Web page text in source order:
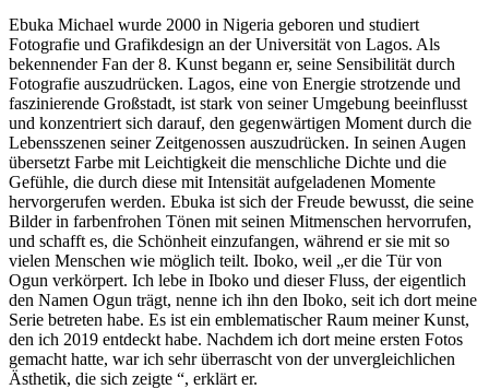
Ebuka Michael wurde 2000 in Nigeria geboren und studiert
Fotografie und Grafikdesign an der Universität von Lagos. Als
bekennender Fan der 8. Kunst begann er, seine Sensibilität durch
Fotografie auszudrücken. Lagos, eine von Energie strotzende und
faszinierende Großstadt, ist stark von seiner Umgebung beeinflusst
und konzentriert sich darauf, den gegenwärtigen Moment durch die
Lebensszenen seiner Zeitgenossen auszudrücken. In seinen Augen
übersetzt Farbe mit Leichtigkeit die menschliche Dichte und die
Gefühle, die durch diese mit Intensität aufgeladenen Momente
hervorgerufen werden. Ebuka ist sich der Freude bewusst, die seine
Bilder in farbenfrohen Tönen mit seinen Mitmenschen hervorrufen,
und schafft es, die Schönheit einzufangen, während er sie mit so
vielen Menschen wie möglich teilt. Iboko, weil „er die Tür von
Ogun verkörpert. Ich lebe in Iboko und dieser Fluss, der eigentlich
den Namen Ogun trägt, nenne ich ihn den Iboko, seit ich dort meine
Serie betreten habe. Es ist ein emblematischer Raum meiner Kunst,
den ich 2019 entdeckt habe. Nachdem ich dort meine ersten Fotos
gemacht hatte, war ich sehr überrascht von der unvergleichlichen
Ästhetik, die sich zeigte “, erklärt er.